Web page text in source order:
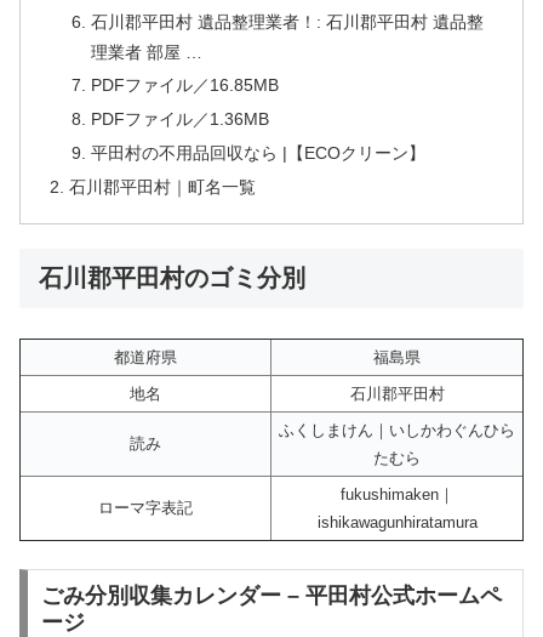
石川郡平田村 遺品整理業者！: 石川郡平田村 遺品整
理業者 部屋 …
PDFファイル／16.85MB
PDFファイル／1.36MB
平田村の不用品回収なら |【ECOクリーン】
石川郡平田村｜町名一覧
石川郡平田村のゴミ分別
都道府県
福島県
地名
石川郡平田村
読み
ふくしまけん｜いしかわぐんひら
たむら
ローマ字表記
fukushimaken｜
ishikawagunhiratamura
ごみ分別収集カレンダー – 平田村公式ホームペ
ージ